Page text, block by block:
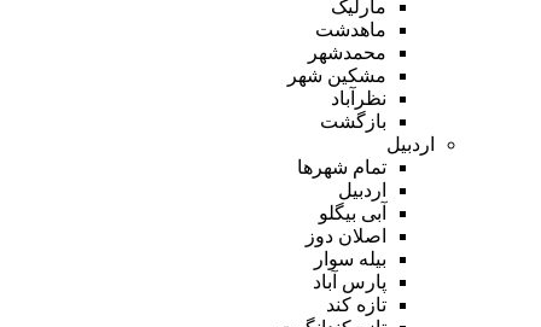
مارلیک
ماهدشت
محمدشهر
مشکین شهر
نظرآباد
بازگشت
اردبیل
تمام شهر‌ها
اردبیل
آبی بیگلو
اصلان دوز
بیله سوار
پارس آباد
تازه کند